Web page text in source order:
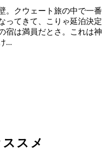
てもありがたい！
珍しい紙幣！
うだ
。クウェート旅の中で一番
ってきて、こりゃ延泊決定
宿は満員だとさ。これは神
...
スメ